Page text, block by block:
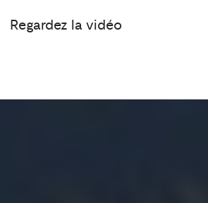
Regardez la vidéo